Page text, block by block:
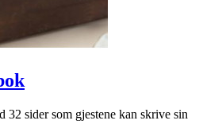
32 sider som gjestene kan skrive sin